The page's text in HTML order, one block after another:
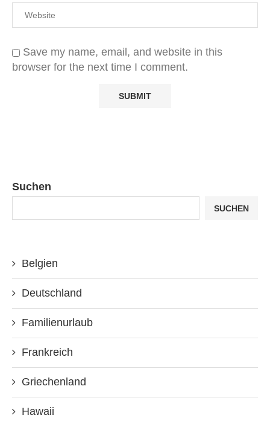
Save my name, email, and website in this
browser for the next time I comment.
Suchen
SUCHEN
Belgien
Deutschland
Familienurlaub
Frankreich
Griechenland
Hawaii